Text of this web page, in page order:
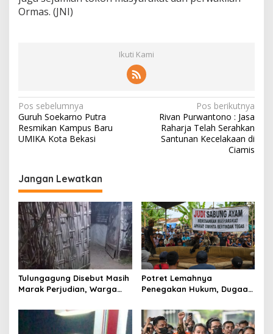
Ormas. (JNI)
Ikuti Kami
N
a
v
g
a
s
i
p
o
s
Pos sebelumnya
Guruh Soekarno Putra
Resmikan Kampus Baru
UMIKA Kota Bekasi
Pos berikutnya
Rivan Purwantono : Jasa
Raharja Telah Serahkan
Santunan Kecelakaan di
Ciamis
Jangan Lewatkan
Tulungagung Disebut Masih
Marak Perjudian, Warga
hingga Usut Dugaan Beking
Potret Lemahnya
Penegakan Hukum, Dugaan
Tulungagung Tuai Sorotan